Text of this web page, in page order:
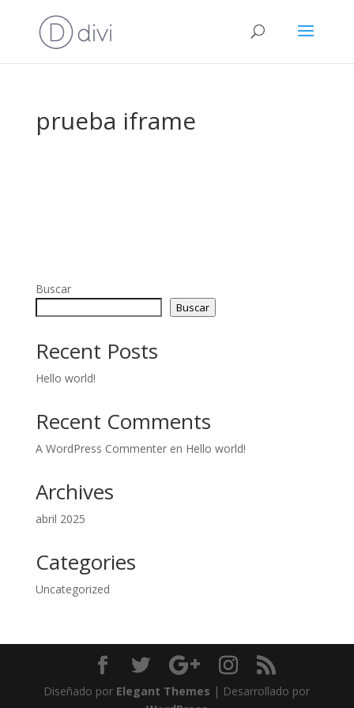
prueba iframe
Buscar
Buscar
Recent Posts
Hello world!
Recent Comments
A WordPress Commenteren Hello world!
Archives
abril 2025
Categories
Uncategorized
Diseñado por Elegant Themes | Desarrollado por